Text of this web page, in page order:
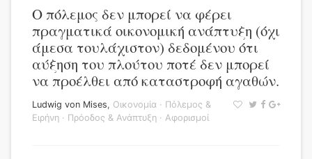
Ο πόλεμος δεν μπορεί να φέρει
πραγματικά οικονομική ανάπτυξη (όχι
άμεσα τουλάχιστον) δεδομένου ότι
αύξηση του πλούτου ποτέ δεν μπορεί
να προέλθει από καταστροφή αγαθών.
Ludwig von Mises, Οικονομία · Πόλεμος &
Ειρήνη · Πρόοδος & Ανάπτυξη · Αφορισμοί